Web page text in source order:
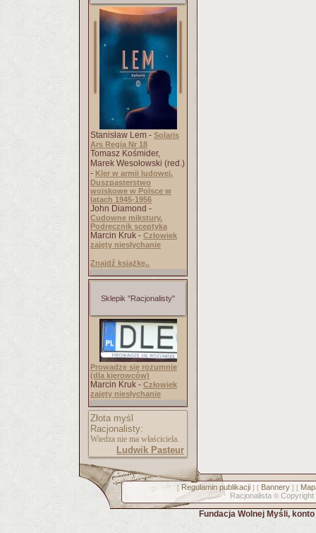
Stanisław Lem - Solaris
Ars Regia Nr 18
Tomasz Kośmider,
Marek Wesołowski (red.)
- Kler w armii ludowej.
Duszpasterstwo
wojskowe w Polsce w
latach 1945-1956
John Diamond -
Cudowne mikstury.
Podręcznik sceptyka
Marcin Kruk - Człowiek
zajęty niesłychanie
Znajdź książkę..
Sklepik "Racjonalisty"
Prowadzę się rozumnie
(dla kierowców)
Marcin Kruk - Człowiek
zajęty niesłychanie
Złota myśl
Racjonalisty:
Wiedza nie ma właściciela.
Ludwik Pasteur
[ Regulamin publikacji] [ Bannery] [
Racjonalista © Copyright
Fundacja Wolnej Myśli,